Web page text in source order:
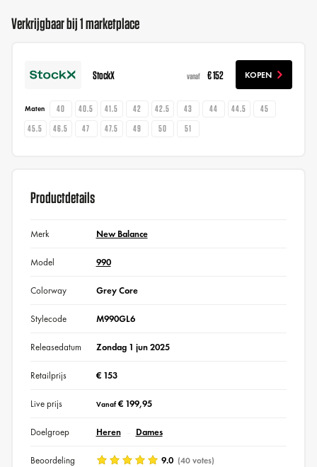
Verkrijgbaar bij 1 marketplace
StockX vanaf € 152 KOPEN
Maten 40 40.5 41.5 42 42.5 43 44 44.5
45
45.5
46.5 47 47.5 49 50 51
Productdetails
Merk New Balance
Model 990
Colorway Grey Core
Stylecode M990GL6
Releasedatum Zondag 1 jun 2025
Retailprijs € 153
Live prijs Vanaf€ 199,95
Doelgroep Heren Dames
Beoordeling 9.0 (40 votes)